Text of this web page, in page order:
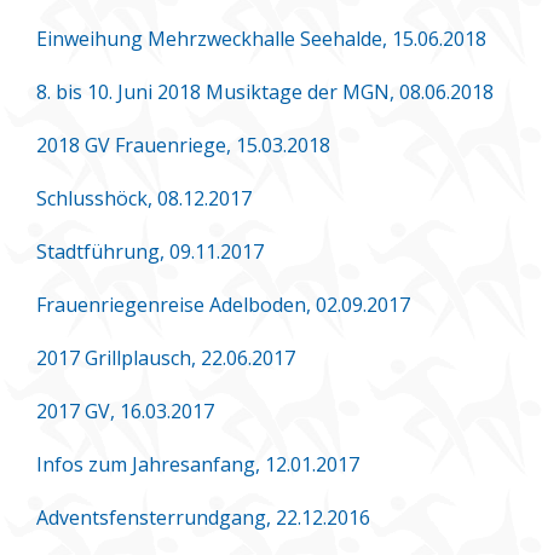
Einweihung Mehrzweckhalle Seehalde, 15.06.2018
8. bis 10. Juni 2018 Musiktage der MGN, 08.06.2018
2018 GV Frauenriege, 15.03.2018
Schlusshöck, 08.12.2017
Stadtführung, 09.11.2017
Frauenriegenreise Adelboden, 02.09.2017
2017 Grillplausch, 22.06.2017
2017 GV, 16.03.2017
Infos zum Jahresanfang, 12.01.2017
Adventsfensterrundgang, 22.12.2016